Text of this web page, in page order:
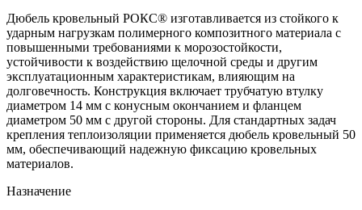
Дюбель кровельный РОКС® изготавливается из стойкого к
ударным нагрузкам полимерного композитного материала с
повышенными требованиями к морозостойкости,
устойчивости к воздействию щелочной среды и другим
эксплуатационным характеристикам, влияющим на
долговечность. Конструкция включает трубчатую втулку
диаметром 14 мм с конусным окончанием и фланцем
диаметром 50 мм с другой стороны. Для стандартных задач
крепления теплоизоляции применяется дюбель кровельный 50
мм, обеспечивающий надежную фиксацию кровельных
материалов.
Назначение